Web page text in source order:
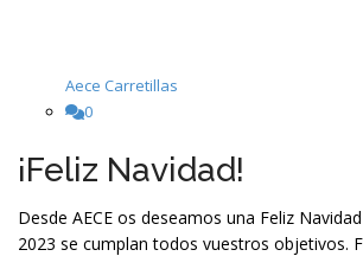
Aece Carretillas
0
¡Feliz Navidad!
Desde AECE os deseamos una Feliz
2023 se cumplan todos vuestros objetivos.